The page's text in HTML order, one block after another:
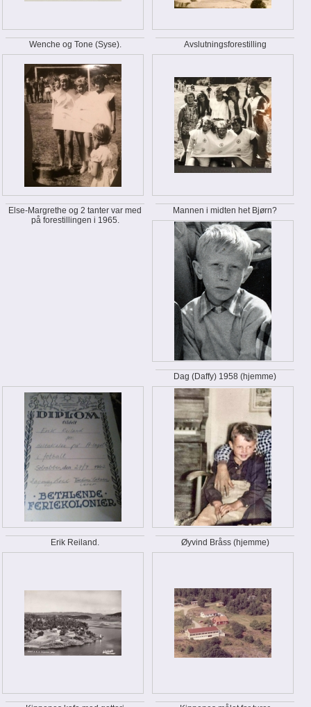
Wenche og Tone (Syse). Avslutningsforestilling
Else-Margrethe og 2 tanter var med
på forestillingen i 1965.
Mannen i midten het Bjørn?
Dag (Daffy) 1958 (hjemme)
Erik Reiland. Øyvind Bråss (hjemme)